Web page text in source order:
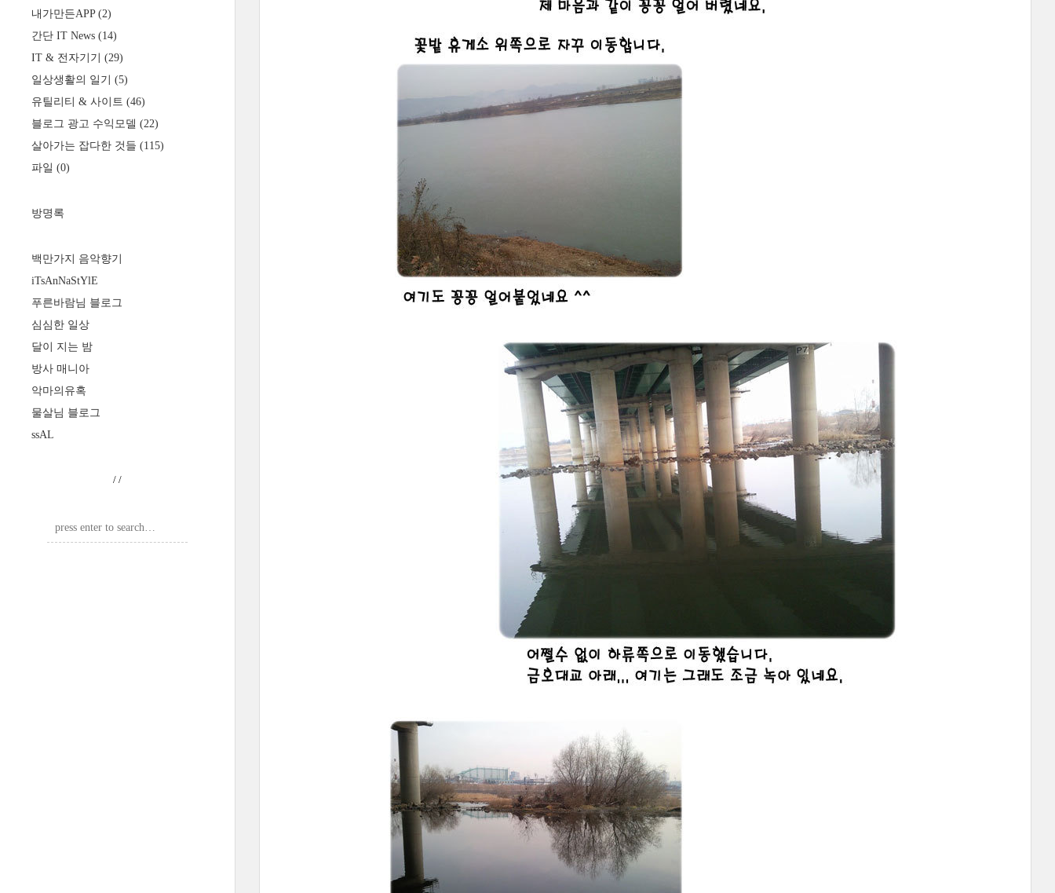
내가만든APP (2)
간단 IT News (14)
IT & 전자기기 (29)
일상생활의 일기 (5)
유틸리티 & 사이트 (46)
블로그 광고 수익모델 (22)
살아가는 잡다한 것들 (115)
파일 (0)
방명록
백만가지 음악향기
iTsAnNaStYlE
푸른바람님 블로그
심심한 일상
달이 지는 밤
방사 매니아
악마의유혹
물살님 블로그
ssAL
/ /